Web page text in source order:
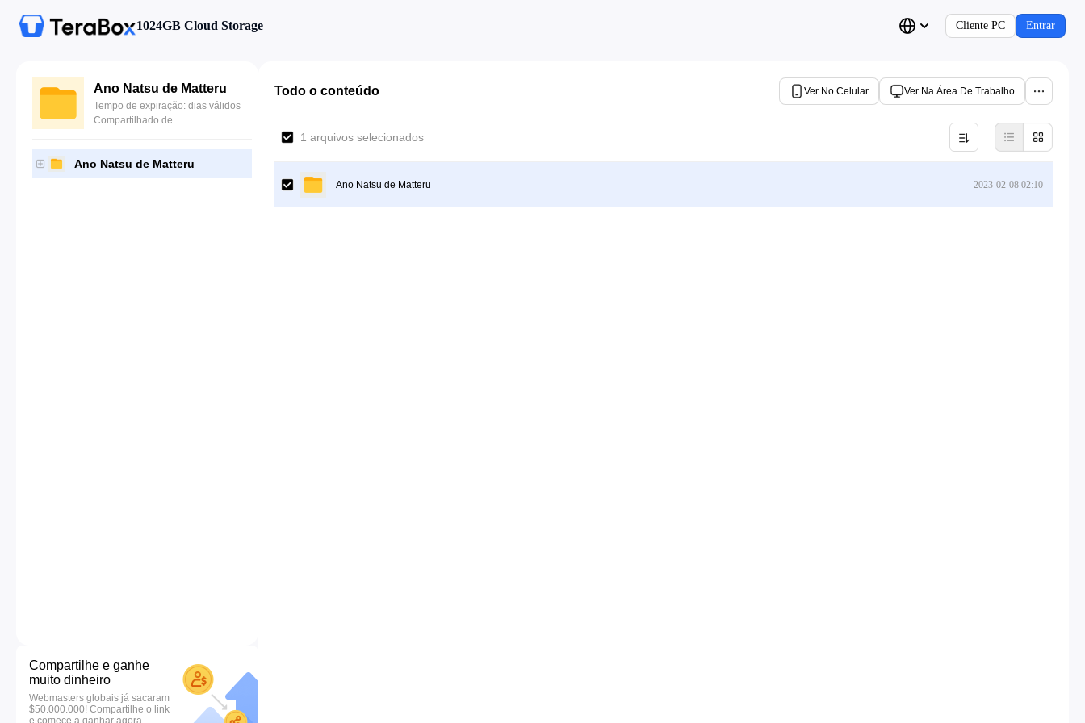
1024GB Cloud Storage Cliente PC Entrar
Ano Natsu de Matteru
Tempo de expiração: dias válidos
Compartilhado de
Ano Natsu de Matteru
Compartilhe e ganhe
muito dinheiro
Webmasters globais já sacaram
$50.000.000! Compartilhe o link
e comece a ganhar agora.
Todo o conteúdo Ver No Celular Ver Na Área De Trabalho
1 arquivos selecionados
Ano Natsu de Matteru 2023-02-08 02:10